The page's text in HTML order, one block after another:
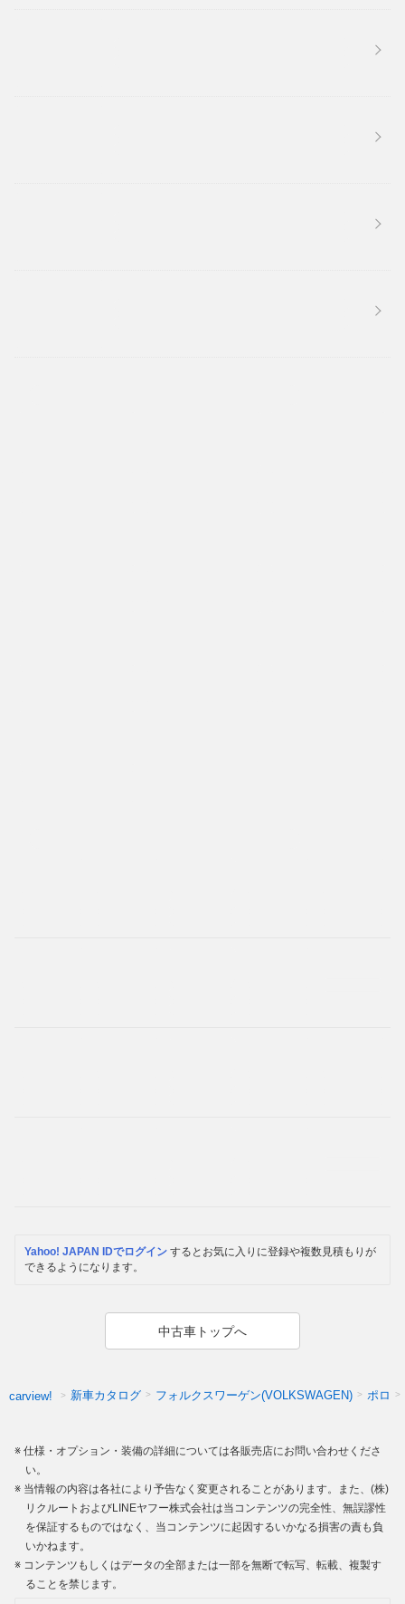
Yahoo! JAPAN IDでログイン するとお気に入りに登録や複数見積もりが
できるようになります。
中古車トップへ
carview! 新車カタログ フォルクスワーゲン(VOLKSWAGEN) ポロ
仕様・オプション・装備の詳細については各販売店にお問い合わせくださ
い。
当情報の内容は各社により予告なく変更されることがあります。また、(株)
リクルートおよびLINEヤフー株式会社は当コンテンツの完全性、無誤謬性
を保証するものではなく、当コンテンツに起因するいかなる損害の責も負
いかねます。
コンテンツもしくはデータの全部または一部を無断で転写、転載、複製す
ることを禁じます。